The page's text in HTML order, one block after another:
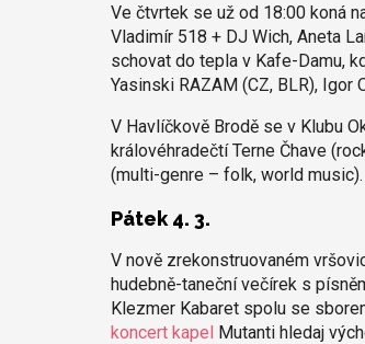
Ve čtvrtek se už od 18:00 koná
Vladimír 518 + DJ Wich, Aneta
schovat do tepla v Kafe-Damu,
Yasinski RAZAM (CZ, BLR), Igor
V Havlíčkově Brodě se v Klubu
královéhradečtí Terne Čhave
(multi-genre – folk, world
Pátek 4. 3.
V nově zrekonstruovaném
hudebně-taneční večírek s
Klezmer Kabaret spolu se
koncert kapel Mutanti hledaj